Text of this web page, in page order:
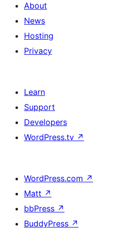
About
News
Hosting
Privacy
Learn
Support
Developers
WordPress.tv ↗
WordPress.com ↗
Matt ↗
bbPress ↗
BuddyPress ↗